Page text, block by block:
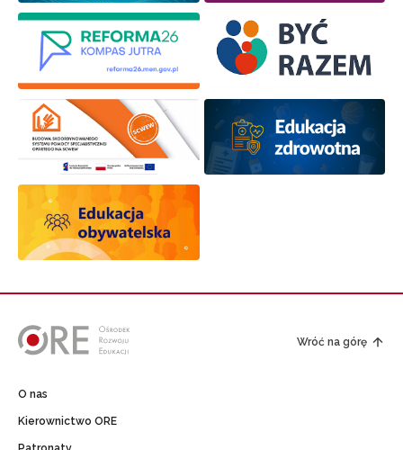
Wróć na górę
O nas
Kierownictwo ORE